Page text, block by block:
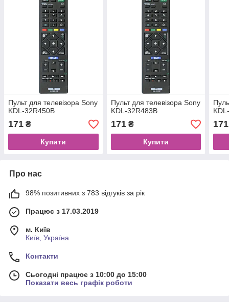
Пульт для телевізора Sony
KDL-32R450B
171 ₴
Купити
Пульт для телевізора Sony
KDL-32R483B
171₴
Купити
171
Про нас
98% позитивних з 783 відгуків за рік
Працює з 17.03.2019
м. Київ
Київ, Україна
Контакти
Сьогодні працює з 10:00 до 15:00
Показати весь графік роботи